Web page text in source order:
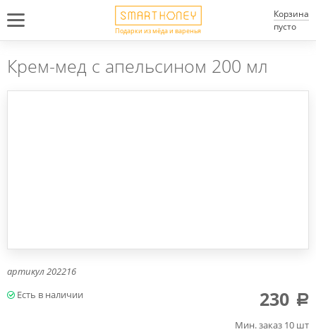
Подарки из мёда и варенья
Корзина
пусто
Крем-мед с апельсином 200 мл
артикул202216
Мин. заказ 10 шт
230 a